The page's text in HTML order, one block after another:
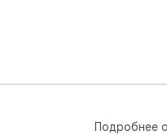
Подробнее